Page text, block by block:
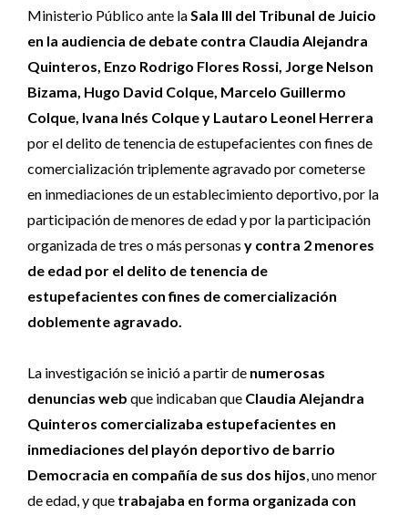
Ministerio Público ante laSala III del Tribunal de Juicio
en la audiencia de debate contra Claudia Alejandra
Quinteros, Enzo Rodrigo Flores Rossi, Jorge Nelson
Bizama, Hugo David Colque, Marcelo Guillermo
Colque, Ivana Inés Colque y Lautaro Leonel Herrera
por el delito de tenencia de estupefacientes con fines de
comercialización triplemente agravado por cometerse
en inmediaciones de un establecimiento deportivo, por la
participación de menores de edad y por la participación
organizada de tres o más personas y contra 2 menores
de edad por el delito de tenencia de
estupefacientes con fines de comercialización
doblemente agravado.
La investigación se inició a partir de numerosas
denuncias web que indicaban que Claudia Alejandra
Quinteros comercializaba estupefacientes en
inmediaciones del playón deportivo de barrio
Democracia en compañía de sus dos hijos, uno menor
de edad, y que trabajaba en forma organizada con